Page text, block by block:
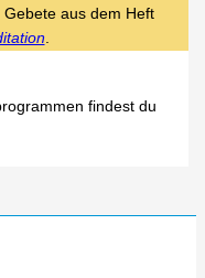
aus dem Heft
.
findest du